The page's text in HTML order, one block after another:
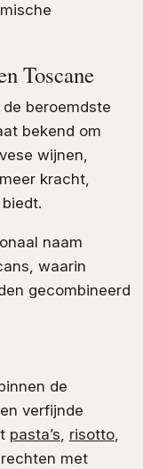
Toscane
beroemdste
bekend om
wijnen,
kracht,
naam
waarin
gecombineerd
de
verfijnde
pasta’s, risotto,
met